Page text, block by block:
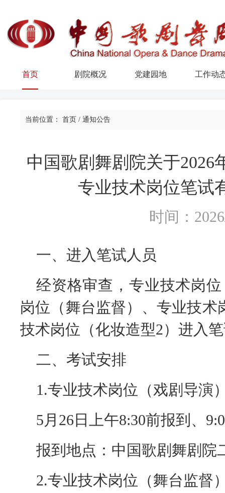
首页 剧院概况 党建园地 工作动
当前位置： 首页 / 通知公告
中国歌剧舞剧院关于2026
专业技术岗位笔试
时间：
一、进入笔试人员
经资格审查，专业技术岗
岗位（舞台监督）、专业技术
技术岗位（化妆造型2）进入
二、考试安排
1.专业技术岗位（戏剧导演
5月26日上午8:30前报到、
报到地点：中国歌剧舞剧院
2.专业技术岗位（舞台监督